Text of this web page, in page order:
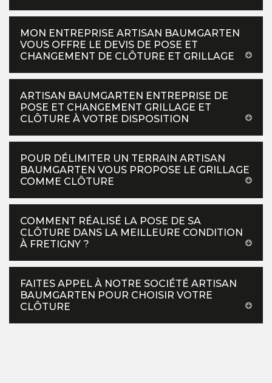
MON ENTREPRISE ARTISAN BAUMGARTEN
VOUS OFFRE LE DEVIS DE POSE ET
CHANGEMENT DE CLÔTURE ET GRILLAGE
ARTISAN BAUMGARTEN ENTREPRISE DE
POSE ET CHANGEMENT GRILLAGE ET
CLÔTURE À VOTRE DISPOSITION
POUR DÉLIMITER UN TERRAIN ARTISAN
BAUMGARTEN VOUS PROPOSE LE GRILLAGE
COMME CLÔTURE
COMMENT RÉALISÉ LA POSE DE SA
CLÔTURE DANS LA MEILLEURE CONDITION
À FRETIGNY ?
FAITES APPEL À NOTRE SOCIÉTÉ ARTISAN
BAUMGARTEN POUR CHOISIR VOTRE
CLÔTURE